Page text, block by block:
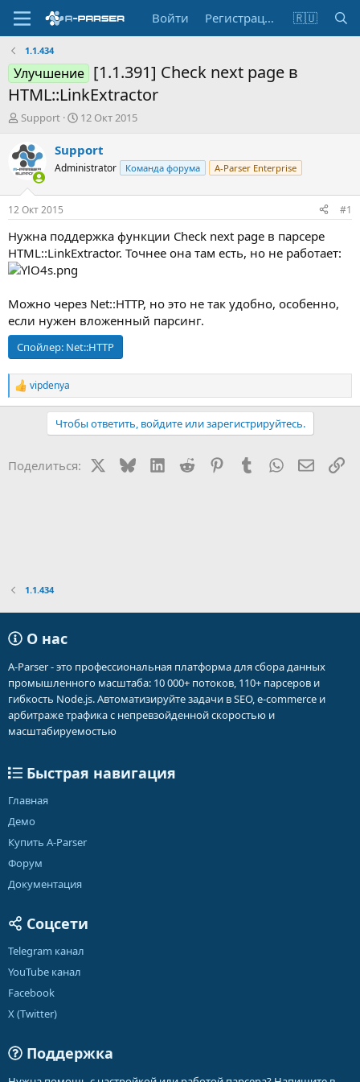
Войти Регистрация 🇷🇺
1.1.434
Улучшение [1.1.391] Check next page в
HTML::LinkExtractor
А
т
о
р
т
е
м
ы
Support
Д
т
а
н
а
л
а
12 Окт 2015
Support
Administrator Команда форума A-Parser Enterprise
12 Окт 2015 #1
Нужна поддержка функции Check next page в парсере
HTML::LinkExtractor. Точнее она там есть, но не работает:
Можно через Net::HTTP, но это не так удобно, особенно,
если нужен вложенный парсинг.
Спойлер: Net::HTTP
Р
е
и
vipdenya
Чтобы ответить, войдите или зарегистрируйтесь.
Поделиться: BlueskyLinkedIn
Reddit PinterestTumblr WhatsApp
1.1.434
О нас
A-Parser - это профессиональная платформа для сбора данных
промышленного масштаба: 10 000+ потоков, 110+ парсеров и
гибкость Node.js. Автоматизируйте задачи в SEO, e-commerce и
арбитраже трафика с непревзойденной скоростью и
масштабируемостью
Быстрая навигация
Главная
Демо
Купить A-Parser
Форум
Документация
Соцсети
Telegram канал
YouTube канал
Facebook
X (Twitter)
Поддержка